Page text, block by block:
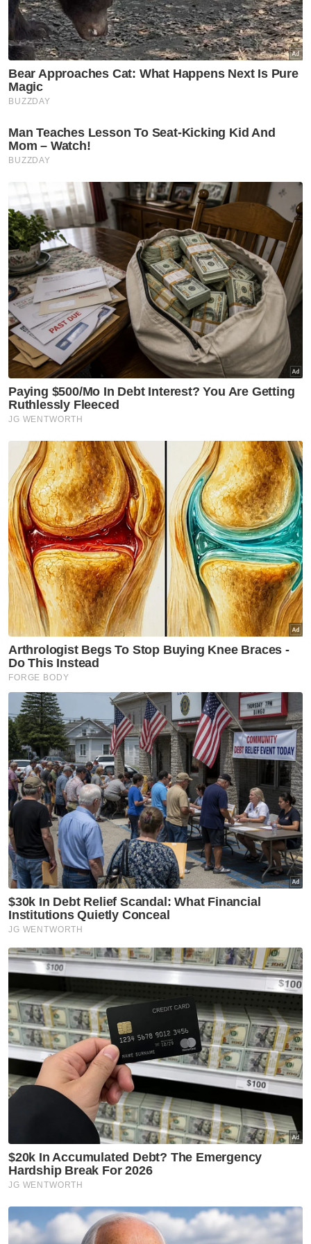
Wang simpanan arwah suami lesap ditipu 'love scam'
Peniaga jual jam Rolex rugi RM140,000 ditipu pembeli
10 individu jadi mangsa skim pelaburan saham, rugi
"Kes itu disiasat mengikut Seksyen 420
Muat turun aplikasi Sinar Harian.Klik di sini!
Harap bantu kajian selidik kami dan
dapatkan baucar tunai.
×
Apakah jantina anda?
Lelaki Perempuan
Masuk | Daftar VPoints: 0
Pesara Guru
Rugi
Pelaburan Emas
Artikel Disyorkan
Semasa
RCI TH: SPRM, PDRM, LHDN
mula 'gempur' individu terlibat
siasatan
Semasa
1,524 kes serangan hidupan
liar direkod, pembukaan tanah,
pengecilan habitat antara
faktor - Perhilitan
37 pekerja restoran warga
asing ditahan gagal miliki
dokumen kerja sah
Semasa
JSJ gempur kegiatan
persundalan warga asing, 59
dicekup